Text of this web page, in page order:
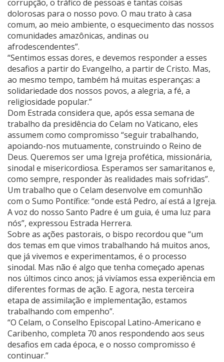
corrupção, o tráfico de pessoas e tantas coisas
dolorosas para o nosso povo. O mau trato à casa
comum, ao meio ambiente, o esquecimento das nossos
comunidades amazônicas, andinas ou
afrodescendentes”.
“Sentimos essas dores, e devemos responder a esses
desafios a partir do Evangelho, a partir de Cristo. Mas,
ao mesmo tempo, também há muitas esperanças: a
solidariedade dos nossos povos, a alegria, a fé, a
religiosidade popular.”
Dom Estrada considera que, após essa semana de
trabalho da presidência do Celam no Vaticano, eles
assumem como compromisso “seguir trabalhando,
apoiando-nos mutuamente, construindo o Reino de
Deus. Queremos ser uma Igreja profética, missionária,
sinodal e misericordiosa. Esperamos ser samaritanos e,
como sempre, responder às realidades mais sofridas”.
Um trabalho que o Celam desenvolve em comunhão
com o Sumo Pontífice: “onde está Pedro, aí está a Igreja.
A voz do nosso Santo Padre é um guia, é uma luz para
nós”, expressou Estrada Herrera.
Sobre as ações pastorais, o bispo recordou que “um
dos temas em que vimos trabalhando há muitos anos,
que já vivemos e experimentamos, é o processo
sinodal. Mas não é algo que tenha começado apenas
nos últimos cinco anos; já vivíamos essa experiência em
diferentes formas de ação. E agora, nesta terceira
etapa de assimilação e implementação, estamos
trabalhando com empenho”.
“O Celam, o Conselho Episcopal Latino-Americano e
Caribenho, completa 70 anos respondendo aos seus
desafios em cada época, e o nosso compromisso é
continuar.”